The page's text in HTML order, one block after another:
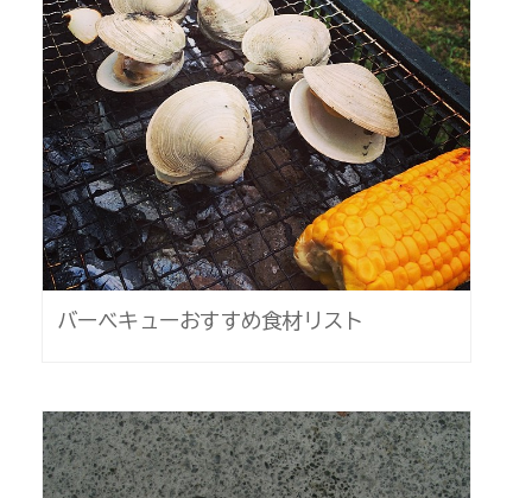
バーベキューおすすめ食材リスト